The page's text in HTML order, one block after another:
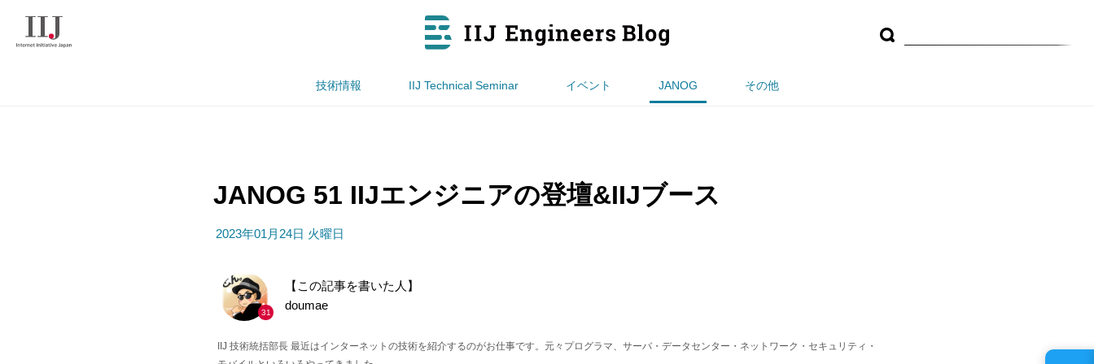
技術情報 IIJ Technical Seminar イベント JANOG その他
JANOG 51 IIJエンジニアの登壇&IIJブース
2023年01月24日 火曜日
31
【この記事を書いた人】
doumae
IIJ 技術統括部長 最近はインターネットの技術を紹介するのがお仕事です。元々プログラマ、サーバ・データセンター・ネットワーク・セキュリティ・